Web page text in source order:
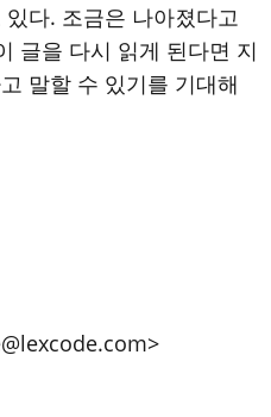
다. 조금은 나아졌다고
글을 다시 읽게 된다면 지
말할 수 있기를 기대해